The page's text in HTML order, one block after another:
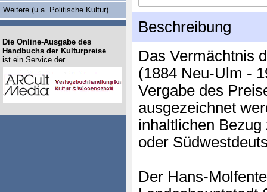
Beschreibung
Das Vermächtnis
(1884 Neu-Ulm -
Vergabe des
ausgezeichnet
inhaltlichen
oder
Der Hans-
Weitere (u.a. Politische Kultur)
Die Online-Ausgabe des
Handbuchs der Kulturpreise
ist ein Service der